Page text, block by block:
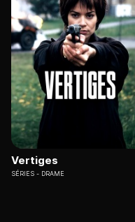
Vertiges
SÉRIES DRAME